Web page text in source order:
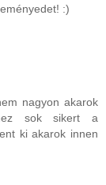
:)
nagyon akarok
sok sikert a
ki akarok innen